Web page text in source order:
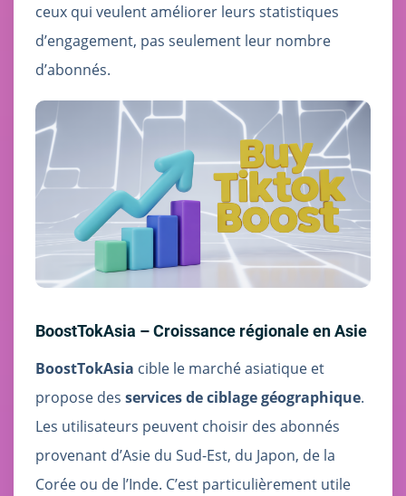
ceux qui veulent améliorer leurs statistiques
d’engagement, pas seulement leur nombre
d’abonnés.
BoostTokAsia – Croissance régionale en Asie
BoostTokAsia cible le marché asiatique et
propose des services de ciblage géographique.
Les utilisateurs peuvent choisir des abonnés
provenant d’Asie du Sud-Est, du Japon, de la
Corée ou de l’Inde. C’est particulièrement utile